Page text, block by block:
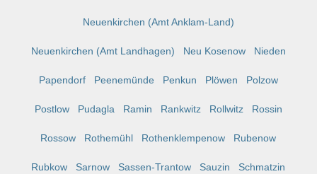
Neuenkirchen (Amt Anklam-Land)
Neuenkirchen (Amt Landhagen) Neu Kosenow Nieden
Papendorf Peenemünde Penkun Plöwen Polzow
Postlow Pudagla Ramin Rankwitz Rollwitz Rossin
Rossow Rothemühl Rothenklempenow Rubenow
Rubkow Sarnow Sassen-Trantow Sauzin Schmatzin